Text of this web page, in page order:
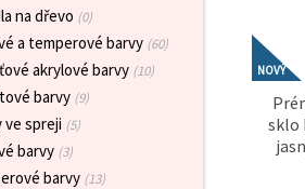
na dřevo (0)
a temperové barvy (60)
akrylové barvy (10)
barvy (9)
ve spreji (5)
barvy (3)
barvy (13)
NOVÝ
sklo